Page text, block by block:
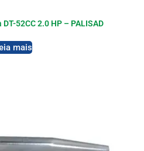
52CC 2.0 HP – PALISAD
mais